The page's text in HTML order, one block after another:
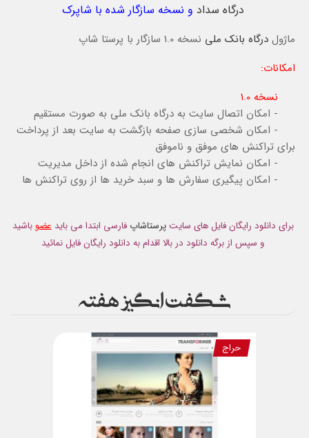
درگاه سداد و نسخه سازگار شده با شاپرک
ماژول درگاه بانک ملی نسخه 1.0 سازگار با پرستا شاپ
امکانات:
نسخه 1.0
- امکان اتصال سایت به درگاه بانک ملی به صورت مستقیم
- امکان شخصی سازی صفحه بازگشت به سایت بعد از پرداخت
برای تراکنش های موفق و ناموفق
- امکان نمایش تراکنش های انجام شده از داخل مدیریت
- امکان پیگیری سفارش ها و سبد خرید ها از روی تراکنش ها
برای دانلود رایگان فایل های سایتپرستاشاپ فارسی ابتدا می بایدعضوباشید
و سپس از برگه دانلود در بالا اقدام به دانلود رایگان فایل نمائید
شگفت انگیز هفته
حراج